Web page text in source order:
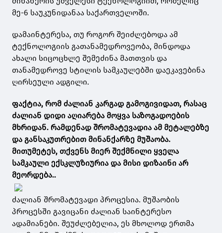
მე-6 საუკუნიდანაა საქართველოში.
დამაინტერესა, თუ როგორ შეიძლებოდა ამ
ტექნოლოგიის გათანამედროვეობა, მინდოდა
ახალი სიცოცხლე შემეძინა მათთვის და
თანამედროვე სტილის სამკაულებში დაეკავებინა
ღირსეული ადგილი.
ფაქტია, რომ ძალიან კარგად გამოგივიდათ, რასაც
ძალიან დიდი აღიარება მოყვა საზოგადოების
მხრიდან. რამდენად შრომატევადია ამ მეტალებზე
და განსაკუთრებით მინანქარზე მუშაობა.
მითუმეტეს, თქვენს მიერ შექმნილი ყველა
სამკაული ექსკლუზიურია და მისი დიზაინი არ
მეორდება..
ძალიან შრომატევადი პროცესია. მუშაობის
პროცესში გავიცანი ძალიან საინტერესო
ადამიანები. შეუძლებელია, ეს მხოლოდ ერთმა